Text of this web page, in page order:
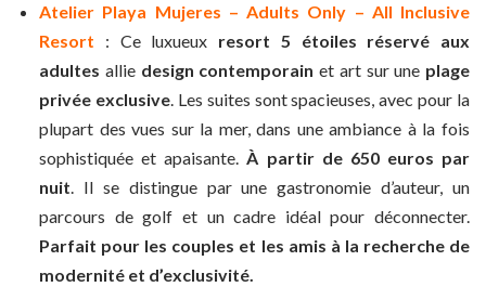
Atelier Playa Mujeres – Adults Only – All Inclusive
Resort : Ce luxueux resort 5 étoiles réservé aux
adultes allie design contemporain et art sur une plage
privée exclusive. Les suites sont spacieuses, avec pour la
plupart des vues sur la mer, dans une ambiance à la fois
sophistiquée et apaisante.À partir de 650 euros par
nuit. Il se distingue par une gastronomie d’auteur, un
parcours de golf et un cadre idéal pour déconnecter.
Parfait pour les couples et les amis à la recherche de
modernité et d’exclusivité.